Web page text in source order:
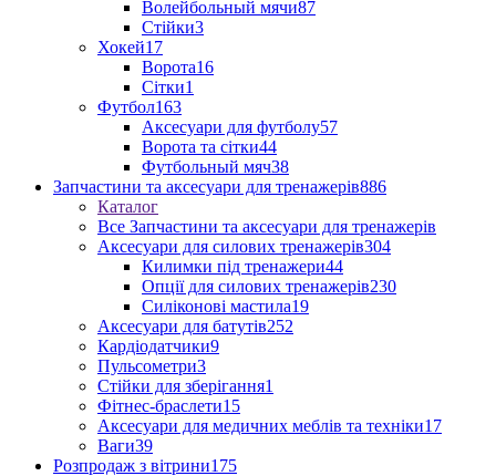
Волейбольный мячи87
Стійки3
Хокей17
Ворота16
Сітки1
Футбол163
Аксесуари для футболу57
Ворота та сітки44
Футбольный мяч38
Запчастини та аксесуари для тренажерів886
Каталог
Все Запчастини та аксесуари для тренажерів
Аксесуари для силових тренажерів304
Килимки під тренажери44
Опції для силових тренажерів230
Силіконові мастила19
Аксесуари для батутів252
Кардіодатчики9
Пульсометри3
Стійки для зберігання1
Фітнес-браслети15
Аксесуари для медичних меблів та техніки17
Ваги39
Розпродаж з вітрини175